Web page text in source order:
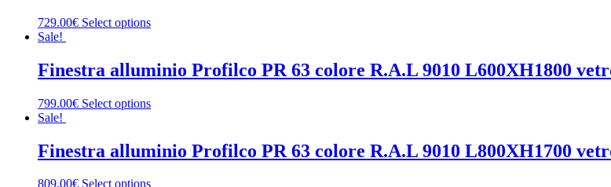
729.00€ Select options
Sale!
Finestra alluminio Profilco PR 63 colore R.A.L 9010 L600XH1800
799.00€ Select options
Sale!
Finestra alluminio Profilco PR 63 colore R.A.L 9010 L800XH1700
809.00€ Select options